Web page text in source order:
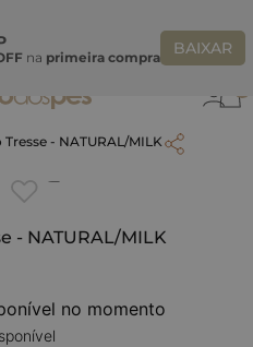
na primeira compra BAIXAR
o código do seu vendedor*
- NATURAL/MILK
- NATURAL/MILK
no momento